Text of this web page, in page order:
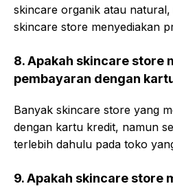
skincare organik atau
skincare store menyediakan
8. Apakah skincare store
pembayaran dengan
Banyak skincare store yang
dengan kartu kredit, namun
terlebih dahulu pada toko
9. Apakah skincare store